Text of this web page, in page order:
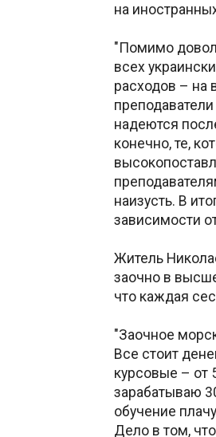
на
"Помимо
всех
расходов – на
надеются
конечно, те,
наизусть. В
зависимости
Житель
заочно в
что каждая
"Заочное
Все стоит
курсовые – от
зарабатываю
обучение
Дело в том,